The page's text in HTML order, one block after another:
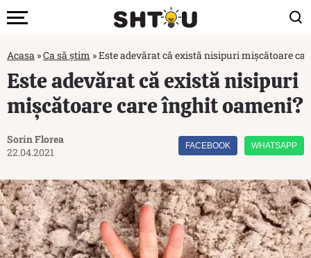
Acasa »Ca să știm »Este adevărat că există nisipuri mișcătoare
Este adevărat că există nisipuri
mișcătoare care înghit oameni?
Sorin Florea
22.04.2021
FACEBOOK WHATSAPP